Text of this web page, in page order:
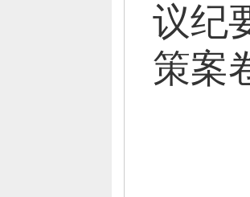
议纪
策案